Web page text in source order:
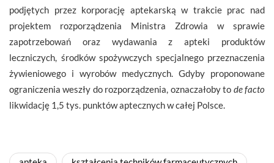
podjętych przez korporację aptekarską w trakcie prac nad
projektem rozporządzenia Ministra Zdrowia w sprawie
zapotrzebowań oraz wydawania z apteki produktów
leczniczych, środków spożywczych specjalnego przeznaczenia
żywieniowego i wyrobów medycznych. Gdyby proponowane
ograniczenia weszły do rozporządzenia, oznaczałoby to de facto
likwidację 1,5 tys. punktów aptecznych w całej Polsce.